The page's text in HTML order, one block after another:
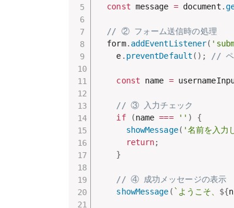
const message = document .
// ② フォーム送信時の処理
  form
. addEventListener(
    e
. preventDefault ( ) ; // ペ
const name =
// ③ 入力チェック
if
(name === '' )
{
showMessage( '名前を入力
return;
}
// ④ 成功メッセージの表示
showMessage ( `ようこそ、 ${